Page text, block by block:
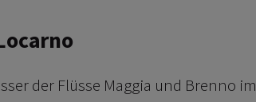
der Flüsse Maggia und Brenno